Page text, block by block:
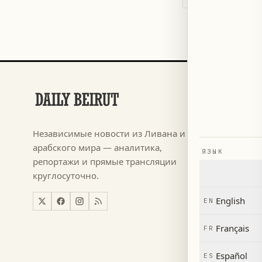
Независимые новости из Ливана и
арабского мира — аналитика,
репортажи и прямые трансляции
круглосуточно.
٢٠٢٦
→
Мир
ЯЗЫК
EN English
FR Français
ES Español